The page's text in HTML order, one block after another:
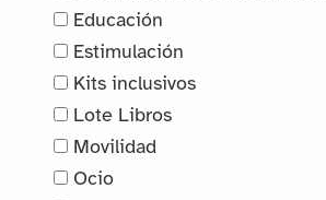
Educación
Estimulación
Kits inclusivos
Lote Libros
Movilidad
Ocio